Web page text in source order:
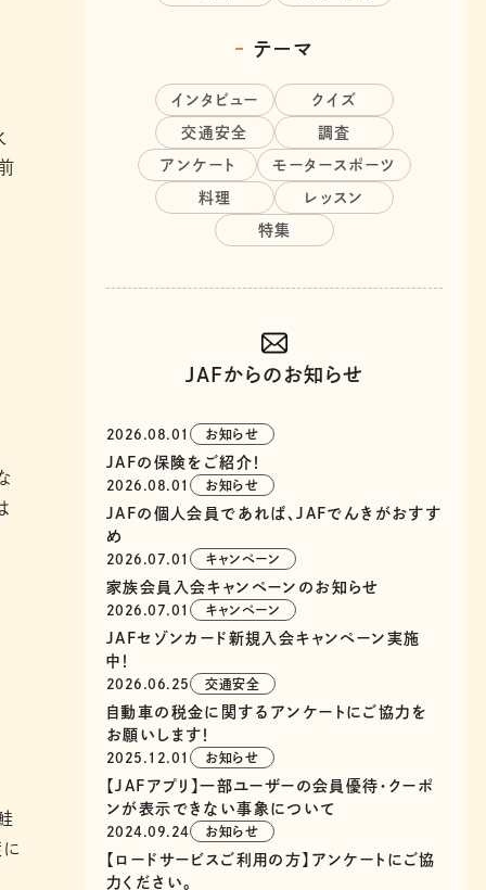
に
テーマ
インタビュー クイズ
交通安全 調査
アンケート モータースポーツ
料理 レッスン
特集
JAFからのお知らせ
2026.08.01 お知らせ
JAFの保険をご紹介！
2026.08.01 お知らせ
JAFの個人会員であれば、JAFでんきがおすす
め
2026.07.01 キャンペーン
家族会員入会キャンペーンのお知らせ
2026.07.01 キャンペーン
JAFセゾンカード新規入会キャンペーン実施
中！
2026.06.25 交通安全
自動車の税金に関するアンケートにご協力を
お願いします！
2025.12.01 お知らせ
【JAFアプリ】一部ユーザーの会員優待・クーポ
ンが表示できない事象について
2024.09.24 お知らせ
【ロードサービスご利用の方】アンケートにご協
力ください。